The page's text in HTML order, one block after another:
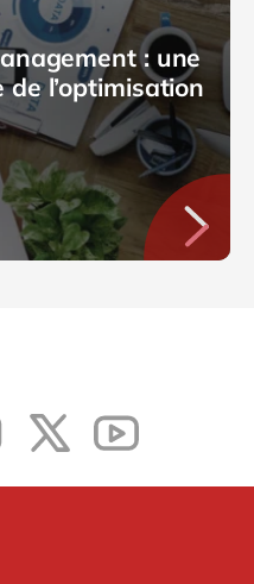
: une
l’optimisation